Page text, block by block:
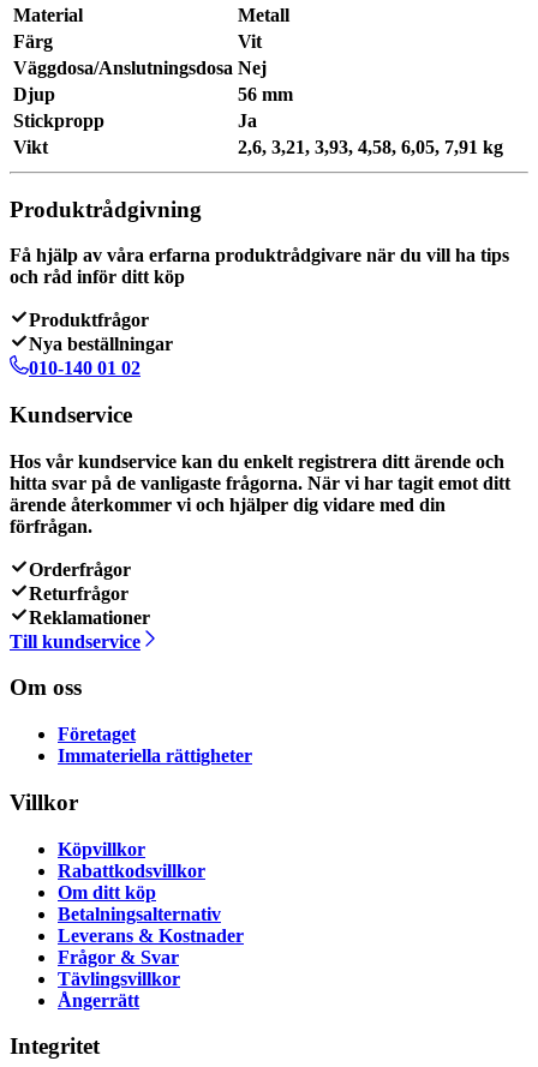
Material
Metall
Färg
Vit
Väggdosa/Anslutningsdosa Nej
Djup
56 mm
Stickpropp
Ja
Vikt
2,6, 3,21, 3,93, 4,58, 6,05, 7,91 kg
Produktrådgivning
Få hjälp av våra erfarna produktrådgivare när du vill ha tips
och råd inför ditt köp
Produktfrågor
Nya beställningar
010-140 01 02
Kundservice
Hos vår kundservice kan du enkelt registrera ditt ärende och
hitta svar på de vanligaste frågorna. När vi har tagit emot ditt
ärende återkommer vi och hjälper dig vidare med din
förfrågan.
Orderfrågor
Returfrågor
Reklamationer
Till kundservice
Om oss
Företaget
Immateriella rättigheter
Villkor
Köpvillkor
Rabattkodsvillkor
Om ditt köp
Betalningsalternativ
Leverans & Kostnader
Frågor & Svar
Tävlingsvillkor
Ångerrätt
Integritet